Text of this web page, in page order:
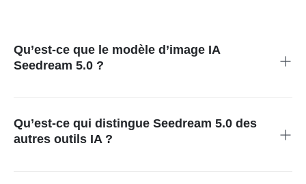
Qu’est-ce que le modèle d’image IA
Seedream 5.0 ?
raisonnement. Il peut créer des images à partir de texte ou
transformer des photos tout en conservant une grande
précision et une bonne cohérence visuelle.
Qu’est-ce qui distingue Seedream 5.0 des
autres outils IA ?